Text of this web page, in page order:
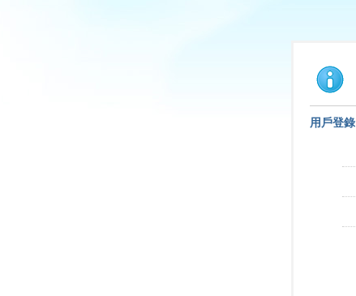
用戶登錄